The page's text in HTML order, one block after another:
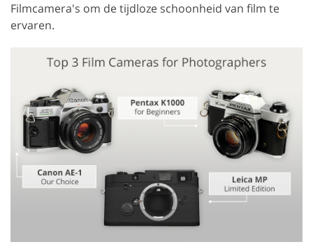
Filmcamera's om de tijdloze schoonheid van film te
ervaren.